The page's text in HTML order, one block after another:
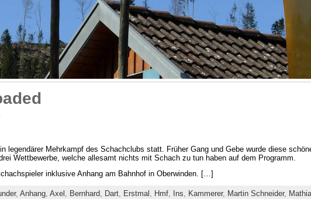
legendärer Mehrkampf des Schachclubs statt. Früher Gang und Gebe wurde diese
Wettbewerbe, welche allesamt nichts mit Schach zu tun haben auf dem Programm.
inklusive Anhang am Bahnhof in Oberwinden. […]
, Anhang, Axel , Bernhard, Dart, Erstmal , Hmf, Ins, Kammerer, Martin Schneider,